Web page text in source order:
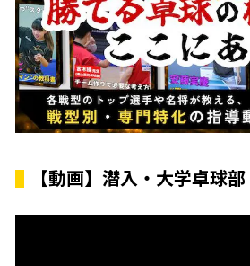
【動画】潜入・大学卓球部